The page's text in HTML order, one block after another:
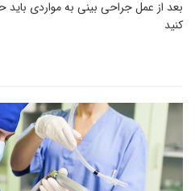
بعد از عمل جراحی بینی به مواردی باید
کنید